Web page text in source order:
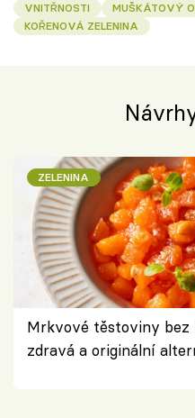
VNITŘNOSTI
MUŠKÁTOVÝ
KOŘENOVÁ ZELENINA
ZELENINA
Mrkvové těstoviny bez
zdravá a originální